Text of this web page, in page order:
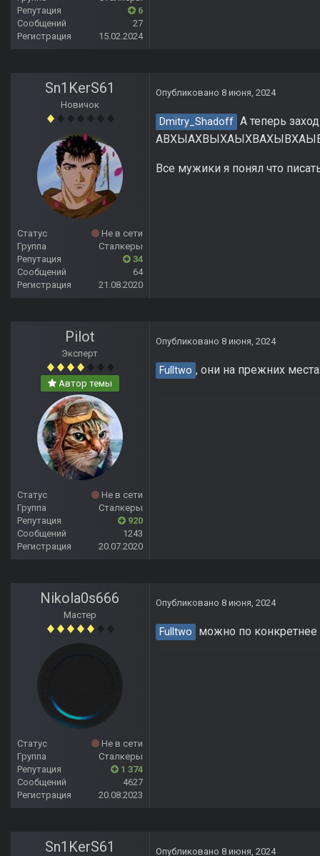
Репутация
6
Сообщений
27
Регистрация
15.02.2024
Sn1KerS61
Новичок
Статус
Не в сети
Группа
Сталкеры
Репутация
34
Сообщений
64
Регистрация
21.08.2020
Опубликовано 8 июня, 2024
Dmitry_Shadoff А теперь
Все мужики я понял что
Pilot
Эксперт
Автор темы
Статус
Не в сети
Группа
Сталкеры
Репутация
920
Сообщений
1243
Регистрация
20.07.2020
Опубликовано 8 июня, 2024
Fulltwo , они на прежних
Nikola0s666
Мастер
Статус
Не в сети
Группа
Сталкеры
Репутация
1 374
Сообщений
4627
Регистрация
20.08.2023
Опубликовано 8 июня, 2024
Fulltwo можно по
Sn1KerS61 Опубликовано 8 июня, 2024